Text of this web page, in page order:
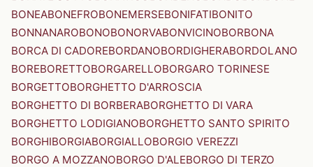
BONEABONEFROBONEMERSEBONIFATIBONITO
BONNANAROBONOBONORVABONVICINOBORBONA
BORCA DI CADOREBORDANOBORDIGHERABORDOLANO
BOREBORETTOBORGARELLOBORGARO TORINESE
BORGETTOBORGHETTO D'ARROSCIA
BORGHETTO DI BORBERABORGHETTO DI VARA
BORGHETTO LODIGIANOBORGHETTO SANTO SPIRITO
BORGHIBORGIABORGIALLOBORGIO VEREZZI
BORGO A MOZZANOBORGO D'ALEBORGO DI TERZO